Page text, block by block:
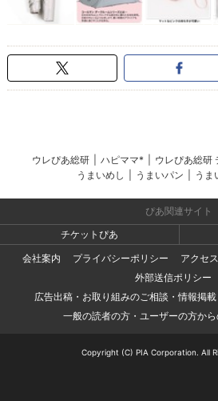
ウレぴあ総研 ハピママ* ウレぴあ総研
うまいめし
うまいパン うま
ぴあ関連サイト
チケットぴあ
会社案内
プライバシーポリシー
アクセ
外部送信ポリシー
広告出稿・お取り組みのご相談・情報掲
一般の読者の方・ユーザーの方か
Copyright (C) PIA Corporation. All